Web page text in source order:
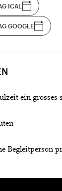
ICAL
GOOGLE
ein grosses
Begleitperson